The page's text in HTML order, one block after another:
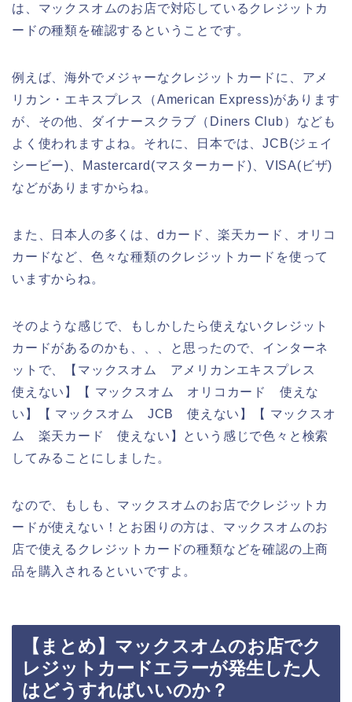
は、マックスオムのお店で対応しているクレジットカ
ードの種類を確認するということです。
例えば、海外でメジャーなクレジットカードに、アメ
リカン・エキスプレス（American Express)があります
が、その他、ダイナースクラブ（Diners Club）なども
よく使われますよね。それに、日本では、JCB(ジェイ
シービー)、Mastercard(マスターカード)、VISA(ビザ)
などがありますからね。
また、日本人の多くは、dカード、楽天カード、オリコ
カードなど、色々な種類のクレジットカードを使って
いますからね。
そのような感じで、もしかしたら使えないクレジット
カードがあるのかも、、、と思ったので、インターネ
ットで、【マックスオム アメリカンエキスプレス
使えない】【 マックスオム オリコカード 使えな
い】【 マックスオム JCB 使えない】【 マックスオ
ム 楽天カード 使えない】という感じで色々と検索
してみることにしました。
なので、もしも、マックスオムのお店でクレジットカ
ードが使えない！とお困りの方は、マックスオムのお
店で使えるクレジットカードの種類などを確認の上商
品を購入されるといいですよ。
【まとめ】マックスオムのお店でク
レジットカードエラーが発生した人
はどうすればいいのか？